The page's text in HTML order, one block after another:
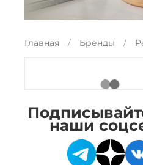
Главная Бренды
наши